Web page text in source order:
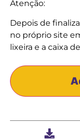
Atenção:
Depois de
no próprio site
lixeira e a caixa